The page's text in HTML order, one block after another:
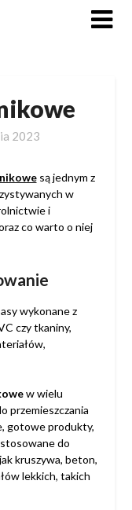
2023
są jednym z
w
i
co warto o niej
wykonane z
czy tkaniny,
w wielu
przemieszczania
gotowe produkty,
do
kruszywa, beton,
lekkich, takich